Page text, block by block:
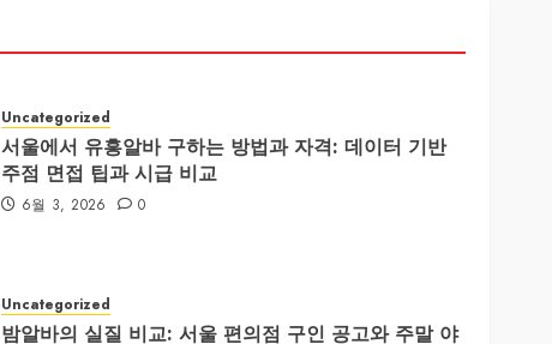
Uncategorized
서울에서 유흥알바 구하는 방법과 자격: 데이터 기반
주점 면접 팁과 시급 비교
6월 3, 2026 0
Uncategorized
밤알바의 실질 비교: 서울 편의점 구인 공고와 주말 야